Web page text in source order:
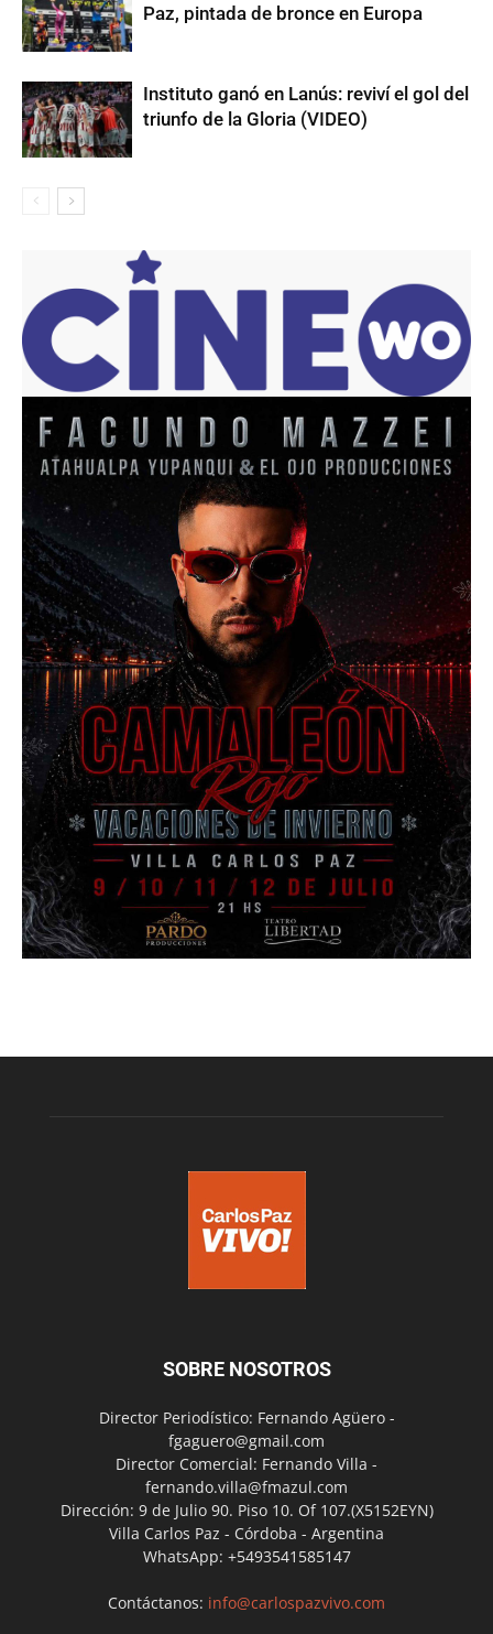
Paz, pintada de bronce en Europa
Instituto ganó en Lanús: reviví el gol del
triunfo de la Gloria (VIDEO)
SOBRE NOSOTROS
Director Periodístico: Fernando Agüero -
fgaguero@gmail.com
Director Comercial: Fernando Villa -
fernando.villa@fmazul.com
Dirección: 9 de Julio 90. Piso 10. Of 107.(X5152EYN)
Villa Carlos Paz - Córdoba - Argentina
WhatsApp: +5493541585147
Contáctanos: info@carlospazvivo.com